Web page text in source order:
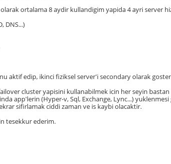
ortalama 8 aydir kullandigim yapida 4 ayri server
DNS...)
aktif edip, ikinci fiziksel server'i secondary olarak
cluster yapisini kullanabilmek icin her seyin
app'lerin (Hyper-v, Sql, Exchange, Lync...)
sifirlamak ciddi zaman ve is kaybi olacaktir.
tesekkur ederim.